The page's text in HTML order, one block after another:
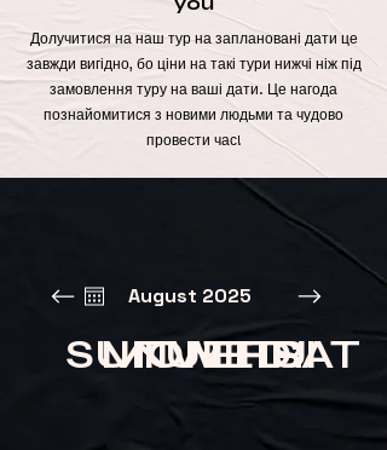
Долучитися на наш тур на заплановані дати це
завжди вигідно, бо ціни на такі тури нижчі ніж під
замовлення туру на ваші дати. Це нагода
познайомитися з новими людьми та чудово
провести час!
August 2025
SUN
MON
TUE
WED
THU
FRI
SAT